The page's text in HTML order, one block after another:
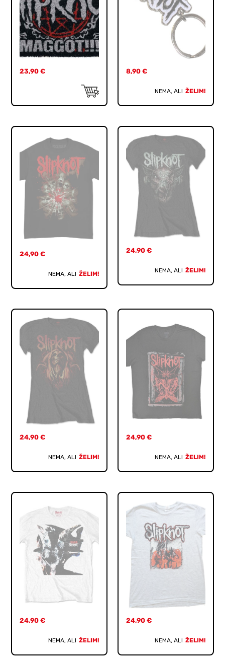
23,90€ 8,90 €
NEMA, ALI ŽELIM!
24,90€
NEMA, ALI ŽELIM!
24,90 €
NEMA, ALI ŽELIM!
24,90€
NEMA, ALI ŽELIM!
24,90 €
NEMA, ALI ŽELIM!
24,90€
NEMA, ALI ŽELIM!
24,90 €
NEMA, ALI ŽELIM!